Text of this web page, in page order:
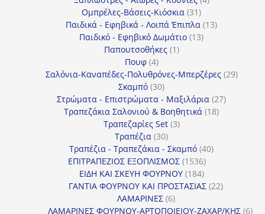
Ομπρέλες-Βάσεις-Κιόσκια 3131
προϊόντα
Παιδικά - Εφηβικά - Λοιπά Έπιπλα 1313
Παιδικό - Εφηβικό Δωμάτιο 1313
Παπουτσοθήκες 11
Πουφ 44
προϊόντα
Σαλόνια-Καναπέδες-Πολυθρόνες-Μπερζέρες 2929
Σκαμπό 3030
προϊόντα
Στρώματα - Επιστρώματα - Μαξιλάρια 2727
Τραπεζάκια Σαλονιού & Βοηθητικά 1818
Τραπεζαρίες Set 33
Τραπέζια 3030
προϊόντα
Τραπέζια - Τραπεζάκια - Σκαμπό 4040
ΕΠΙΤΡΑΠΕΖΙΟΣ ΕΞΟΠΛΙΣΜΟΣ 15361536
προϊόντα
ΕΙΔΗ ΚΑΙ ΣΚΕΥΗ ΦΟΥΡΝΟΥ 184184
προϊόντα
ΓΑΝΤΙΑ ΦΟΥΡΝΟΥ ΚΑΙ ΠΡΟΣΤΑΣΙΑΣ 2222
ΛΑΜΑΡΙΝΕΣ 66
προϊόντα
ΛΑΜΑΡΙΝΕΣ ΦΟΥΡΝΟΥ-ΑΡΤΟΠΟΙΕΙΟΥ-ΖΑΧΑΡ/ΚΗΣ 66